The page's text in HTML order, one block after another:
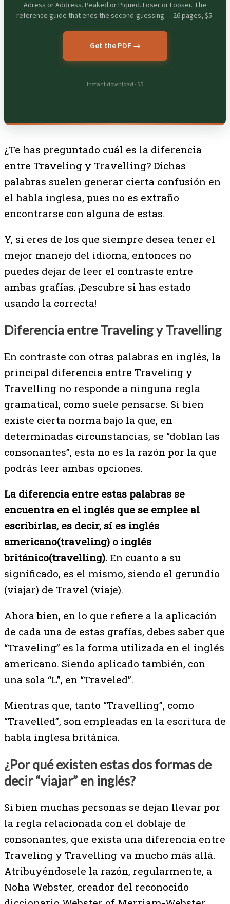
Adress or Address. Peaked or Piqued. Loser or Looser. The
reference guide that ends the second-guessing — 26 pages, $5.
Get the PDF →
Instant download · $5
¿Te has preguntado cuál es la diferencia
entre Traveling y Travelling? Dichas
palabras suelen generar cierta confusión en
el habla inglesa, pues no es extraño
encontrarse con alguna de estas.
Y, si eres de los que siempre desea tener el
mejor manejo del idioma, entonces no
puedes dejar de leer el contraste entre
ambas grafías. ¡Descubre si has estado
usando la correcta!
Diferencia entre Traveling y Travelling
En contraste con otras palabras en inglés, la
principal diferencia entre Traveling y
Travelling no responde a ninguna regla
gramatical, como suele pensarse. Si bien
existe cierta norma bajo la que, en
determinadas circunstancias, se “doblan las
consonantes”, esta no es la razón por la que
podrás leer ambas opciones.
La diferencia entre estas palabras se
encuentra en el inglés que se emplee al
escribirlas, es decir, sí es inglés
americano(traveling) o inglés
británico(travelling). En cuanto a su
significado, es el mismo, siendo el gerundio
(viajar) de Travel (viaje).
Ahora bien, en lo que refiere a la aplicación
de cada una de estas grafías, debes saber que
“Traveling” es la forma utilizada en el inglés
americano. Siendo aplicado también, con
una sola “L”, en “Traveled”.
Mientras que, tanto “Travelling”, como
“Travelled”, son empleadas en la escritura de
habla inglesa británica.
¿Por qué existen estas dos formas de
decir “viajar” en inglés?
Si bien muchas personas se dejan llevar por
la regla relacionada con el doblaje de
consonantes, que exista una diferencia entre
Traveling y Travelling va mucho más allá.
Atribuyéndosele la razón, regularmente, a
Noha Webster, creador del reconocido